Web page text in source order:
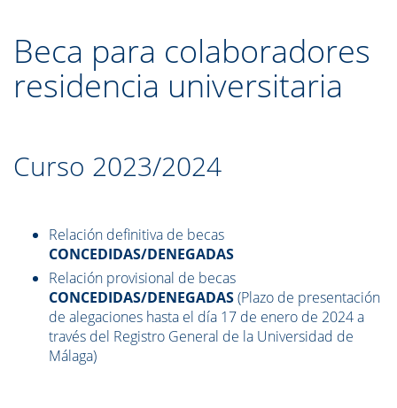
Beca para colaboradores
residencia universitaria
Curso 2023/2024
Relación definitiva de becas
CONCEDIDAS/DENEGADAS
Relación provisional de becas
CONCEDIDAS/DENEGADAS(Plazo de presentación
de alegaciones hasta el día 17 de enero de 2024 a
través del Registro General de la Universidad de
Málaga)